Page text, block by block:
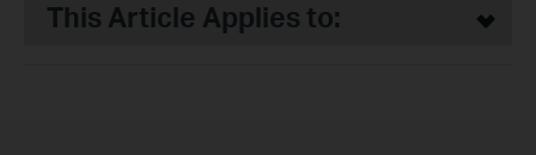
This Article Applies to: